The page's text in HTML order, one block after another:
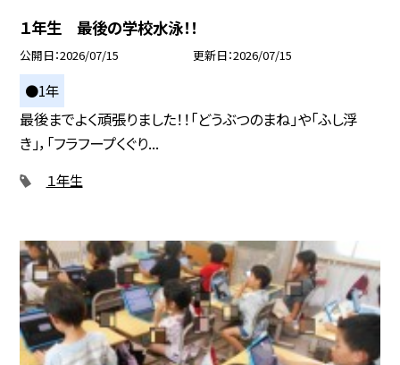
１年生 最後の学校水泳！！
公開日 2026/07/15 更新日 2026/07/15
●1年
最後までよく頑張りました！！「どうぶつのまね」や「ふし浮
き」，「フラフープくぐり...
１年生